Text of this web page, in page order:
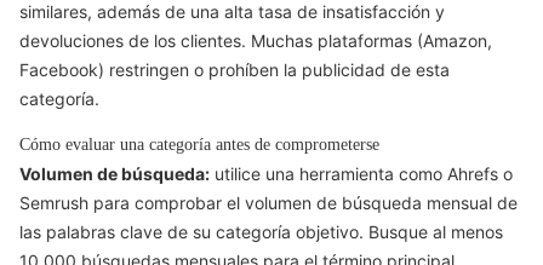
similares, además de una alta tasa de insatisfacción y
devoluciones de los clientes. Muchas plataformas (Amazon,
Facebook) restringen o prohíben la publicidad de esta
categoría.
Cómo evaluar una categoría antes de comprometerse
Volumen de búsqueda: utilice una herramienta como Ahrefs o
Semrush para comprobar el volumen de búsqueda mensual de
las palabras clave de su categoría objetivo. Busque al menos